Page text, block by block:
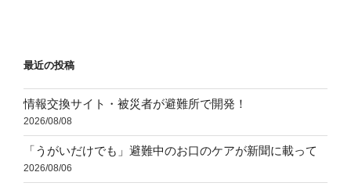
ン
最近の投稿
情報交換サイト・被災者が避難所で開発！
2026/08/08
「うがいだけでも」避難中のお口のケアが新聞に載って
2026/08/06